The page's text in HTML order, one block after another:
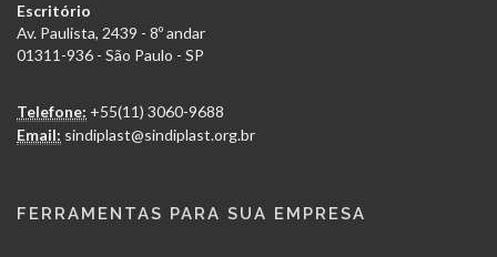
Escritório
Av. Paulista, 2439 - 8º andar
01311-936 - São Paulo - SP
Telefone: +55(11) 3060-9688
Email: sindiplast@sindiplast.org.br
FERRAMENTAS PARA SUA EMPRESA